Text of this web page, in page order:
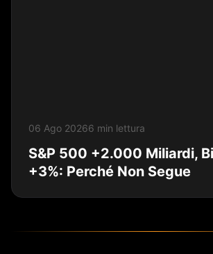
06 Ago 20266 min lettura
S&P 500 +2.000 Miliardi,
+3%: Perché Non Segue